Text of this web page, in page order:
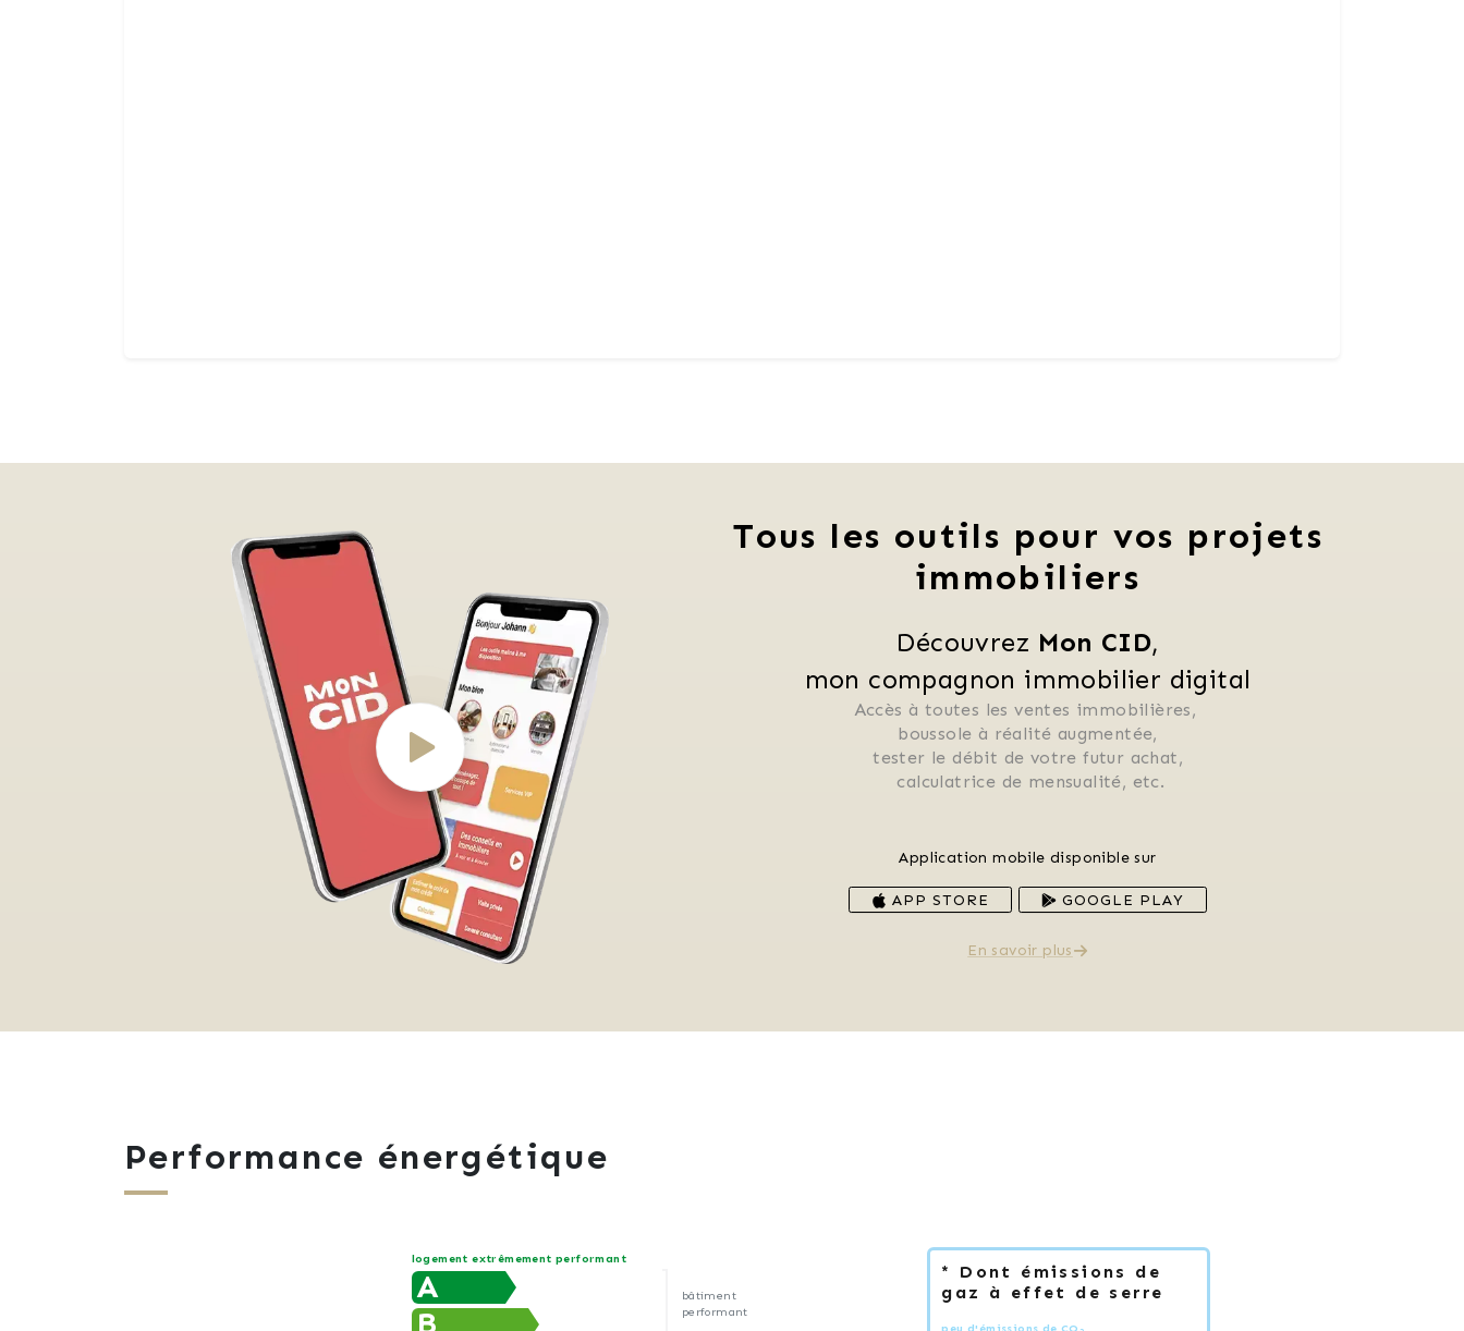
Tous les outils pour vos projets
immobiliers
Découvrez Mon CID,
mon compagnon immobilier digital
Accès à toutes les ventes immobilières,
boussole à réalité augmentée,
tester le débit de votre futur achat,
calculatrice de mensualité, etc.
Application mobile disponible sur
APP STORE GOOGLE PLAY
En savoir plus
Performance énergétique
logement extrêmement performant
bâtiment
performant
A
* Dont émissions de
gaz à effet de serre